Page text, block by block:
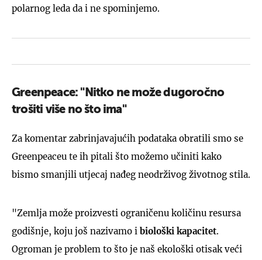
polarnog leda da i ne spominjemo.
Greenpeace: "Nitko ne može dugoročno
trošiti više no što ima"
Za komentar zabrinjavajućih podataka obratili smo se
Greenpeaceu te ih pitali što možemo učiniti kako
bismo smanjili utjecaj nađeg neodrživog životnog stila.
"Zemlja može proizvesti ograničenu količinu resursa
godišnje, koju još nazivamo i biološki kapacitet.
Ogroman je problem to što je naš ekološki otisak veći